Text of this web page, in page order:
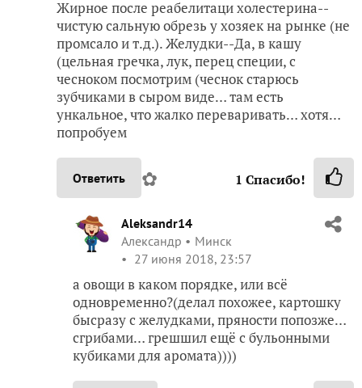
Жирное после реабелитаци холестерина--
чистую сальную обрезь у хозяек на рынке (не
промсало и т.д.). Желудки--Да, в кашу
(цельная гречка, лук, перец специи, с
чесноком посмотрим (чеснок старюсь
зубчиками в сыром виде… там есть
ункальное, что жалко переваривать… хотя…
попробуем
Ответить ✿ 1 Спасибо!
Aleksandr14
Александр
Минск
27 июня 2018, 23:57
а овощи в каком порядке, или всё
одновременно?(делал похожее, картошку
бысразу с желудками, пряности попозже…
сгрибами… грешшил ещё с бульонными
кубиками для аромата))))